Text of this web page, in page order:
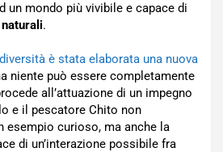
un mondo più vivibile e capace di
.
è stata elaborata una nuova
niente può essere completamente
all’attuazione di un impegno
e il pescatore Chito non
curioso, ma anche la
di un’interazione possibile fra